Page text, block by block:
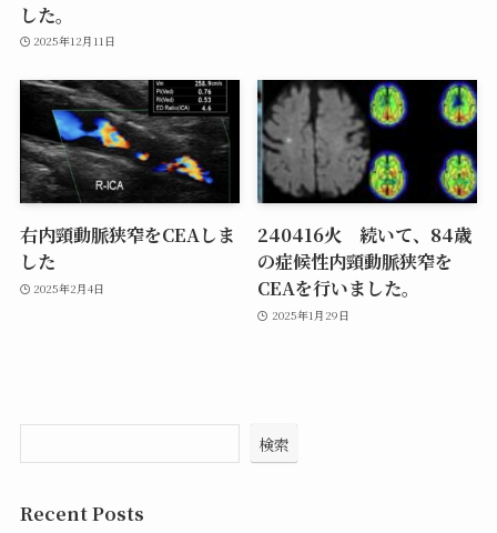
した。
2025年12月11日
右内頸動脈狭窄をCEAしま
した
2025年2月4日
240416火 続いて、84歳
の症候性内頸動脈狭窄を
CEAを行いました。
2025年1月29日
検索
Recent Posts